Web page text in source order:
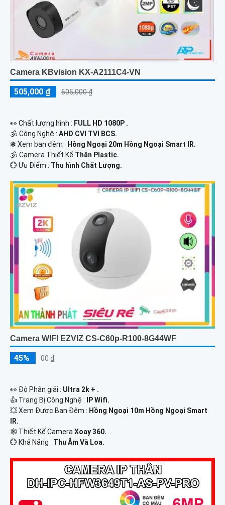
Camera KBvision KX-A2111C4-VN
505,000 ₫ 605,000 ₫
️👀 Chất lượng hình : FULL HD 1080P .
🕉️ Công Nghệ : AHD CVI TVI BCS.
❃ Xem ban đêm : Hồng Ngoại 20m Hồng Ngoại Smart IR.
🕉️ Camera Thiết Kế Thân Plastic.
️💮 Ưu Điểm : Thu hình Chất Lượng.
Camera WIFI EZVIZ CS-C60p-R100-8G44WF
45% 00 ₫
️👀 Độ Phân giải : Ultra 2k + .
👍 Trang Bị Công Nghệ :
IP Wifi.
💥 Xem Được Ban Đêm : Hồng Ngoại 10m Hồng Ngoại Smart
IR.
🕸️ Thiết Kế Camera Xoay 360.
️💮 Khả Năng : Thu Âm Và Loa.